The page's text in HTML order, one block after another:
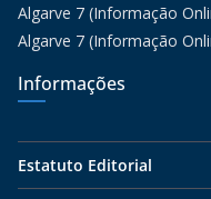
Algarve 7 (Informação
Algarve 7 (Informação
Informações
Estatuto Editorial